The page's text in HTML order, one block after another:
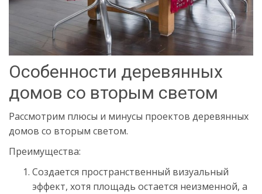
Особенности деревянных
домов со вторым светом
Рассмотрим плюсы и минусы проектов деревянных
домов со вторым светом.
Преимущества:
Создается пространственный визуальный
эффект, хотя площадь остается неизменной, а